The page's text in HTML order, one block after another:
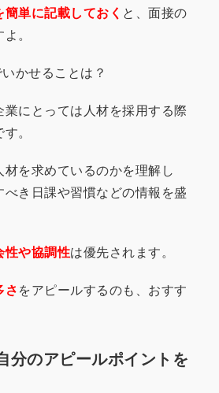
単に記載しておく と、面接の
。
かせることは？
業にとっては人材を採用する際
。
を求めているのかを理解し
べき日課や習慣などの情報を盛
性や協調性は優先されます。
さ をアピールするのも、おすす
分のアピールポイントを